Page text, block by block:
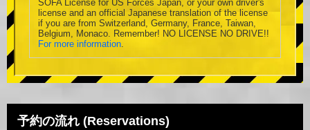
SOFA License for US Forces Japan, or your own driver's
license and an official Japanese translation of the license
if you are from Switzerland, Germany, France, Taiwan,
Belgium, Monaco. Remember! NO LICENSE NO DRIVE!!
For more information.
予約の流れ (Reservations)